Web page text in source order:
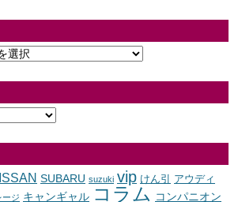
SUBARU suzuki vip けん引 アウディ
ージ キャンギャル コラム コンパニオン